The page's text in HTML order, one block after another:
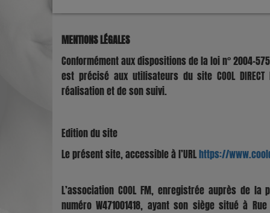
MENTIONS LÉGALES
Conformément aux dispositions de la loi n° 2004-
est précisé aux utilisateurs du site COOL
réalisation et de son suivi.
Edition du site
Le présent site, accessible à l’URLhttps://
L’association COOL FM, enregistrée auprès de
numéro W471001418, ayant son siège situé à